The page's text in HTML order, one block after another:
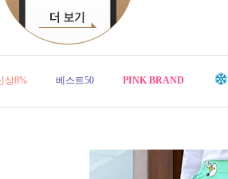
상8% 베스트50 PINK BRAND